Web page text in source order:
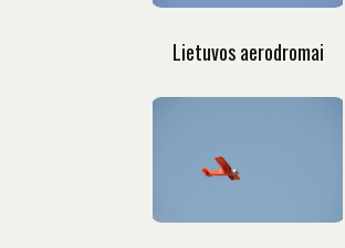
Lietuvos aerodromai